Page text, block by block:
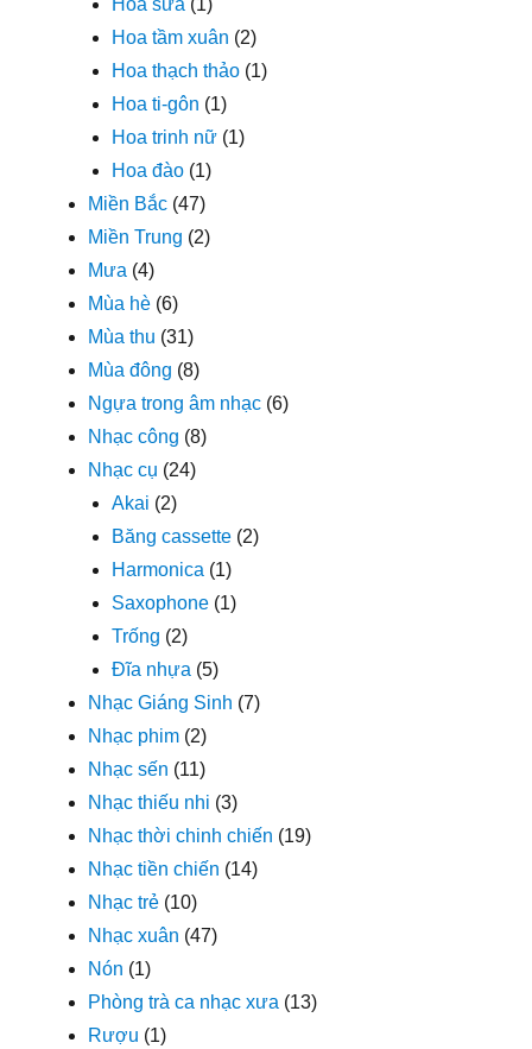
Hoa sữa (1)
Hoa tầm xuân (2)
Hoa thạch thảo (1)
Hoa ti-gôn (1)
Hoa trinh nữ (1)
Hoa đào (1)
Miền Bắc (47)
Miền Trung (2)
Mưa (4)
Mùa hè (6)
Mùa thu (31)
Mùa đông (8)
Ngựa trong âm nhạc (6)
Nhạc công (8)
Nhạc cụ (24)
Akai (2)
Băng cassette (2)
Harmonica (1)
Saxophone (1)
Trống (2)
Đĩa nhựa (5)
Nhạc Giáng Sinh (7)
Nhạc phim (2)
Nhạc sến (11)
Nhạc thiếu nhi (3)
Nhạc thời chinh chiến (19)
Nhạc tiền chiến (14)
Nhạc trẻ (10)
Nhạc xuân (47)
Nón (1)
Phòng trà ca nhạc xưa (13)
Rượu (1)